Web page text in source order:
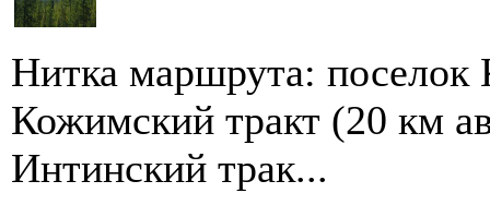
Нитка маршрута:
Кожимский тракт (20 км
Интинский трак...